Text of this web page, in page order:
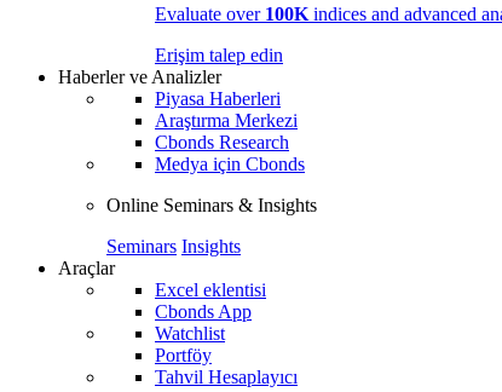
Evaluate over 100K indices and advanced
Erişim talep edin
Haberler ve Analizler
Piyasa Haberleri
Araştırma Merkezi
Cbonds Research
Medya için Cbonds
Online Seminars & Insights
Seminars Insights
Araçlar
Excel eklentisi
Cbonds App
Watchlist
Portföy
Tahvil Hesaplayıcı